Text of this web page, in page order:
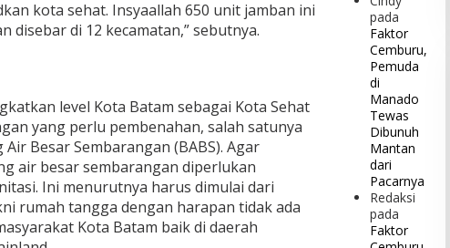
kota sehat. Insyaallah 650 unit jamban ini
disebar di 12 kecamatan,” sebutnya.
level Kota Batam sebagai Kota Sehat
yang perlu pembenahan, salah satunya
Besar Sembarangan (BABS). Agar
air besar sembarangan diperlukan
Ini menurutnya harus dimulai dari
rumah tangga dengan harapan tidak ada
Kota Batam baik di daerah
pada
Faktor
Cemburu,
Pemuda
di
Manado
Tewas
Dibunuh
Mantan
dari
Pacarnya
Redaksi
pada
Faktor